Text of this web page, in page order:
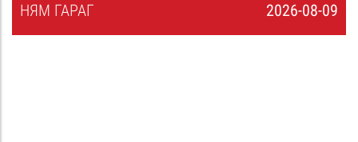
2026-08-09
НЯМ ГАРАГ